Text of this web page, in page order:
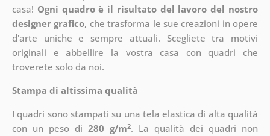
casa! Ogni quadro è il risultato del lavoro del nostro
designer grafico, chetrasforma le sue creazioni in opere
d'arte uniche e sempre attuali. Scegliete tra motivi
originali e abbellire la vostra casa con quadri che
troverete solo da noi.
Stampa di altissima qualità
I quadri sono stampati su una tela elastica di alta qualità
con un peso di 280 g/m2. La qualità dei quadri non